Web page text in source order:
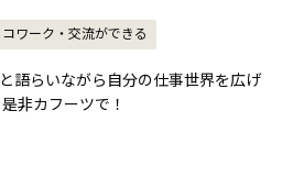
ワーク・交流ができる
語らいながら自分の仕事世界を広げ
非カフーツで！